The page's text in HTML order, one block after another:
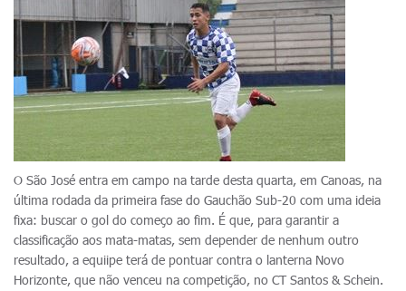
O São José entra em campo na tarde desta quarta, em Canoas, na
última rodada da primeira fase do Gauchão Sub-20 com uma ideia
fixa: buscar o gol do começo ao fim. É que, para garantir a
classificação aos mata-matas, sem depender de nenhum outro
resultado, a equiipe terá de pontuar contra o lanterna Novo
Horizonte, que não venceu na competição, no CT Santos & Schein.